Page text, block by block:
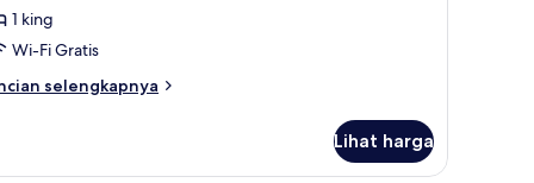
1 king
Wi-Fi Gratis
selengkapnya
Lihat harga